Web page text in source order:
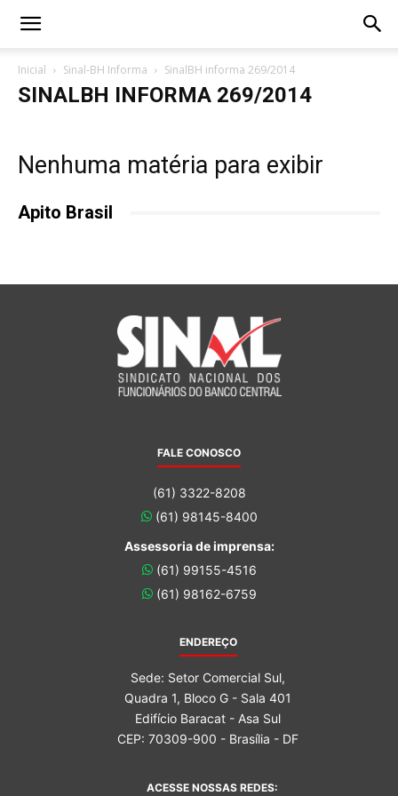
Inicial Sinal-BH Informa SinalBH informa 269/2014
SINALBH INFORMA 269/2014
Nenhuma matéria para exibir
Apito Brasil
FALE CONOSCO
(61) 3322-8208
(61) 98145-8400
Assessoria de imprensa:
(61) 99155-4516
(61) 98162-6759
ENDEREÇO
Sede: Setor Comercial Sul,
Quadra 1, Bloco G - Sala 401
Edifício Baracat - Asa Sul
CEP: 70309-900 - Brasília - DF
ACESSE NOSSAS REDES: